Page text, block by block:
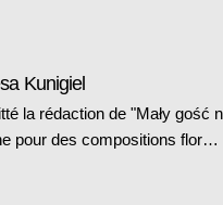
Kunigiel
la rédaction de "Mały gość
pour des compositions flor…